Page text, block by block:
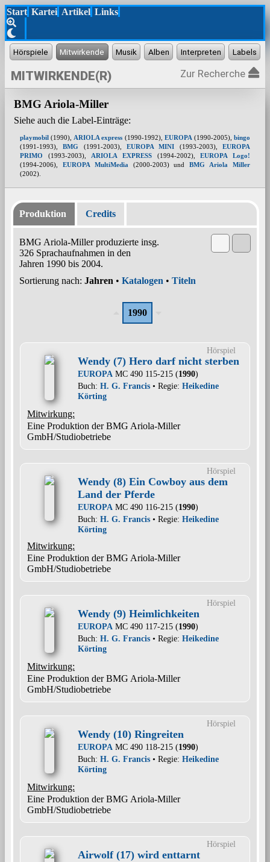
Start Kartei Artikel Links
MITWIRKENDE(R) Zur Recherche
BMG Ariola-Miller
Siehe auch die Label-Einträge:
playmobil (1990), ARIOLA express (1990-1992), EUROPA (1990-2005),bingo
(1991-1993),BMG (1991-2003),EUROPA MINI (1993-2003),EUROPA
PRIMO (1993-2003), ARIOLA EXPRESS (1994-2002),EUROPA Logo!
(1994-2006), EUROPA MultiMedia (2000-2003) undBMG Ariola Miller
(2002).
Produktion Credits
BMG Ariola-Miller produzierte insg.
326 Sprachaufnahmen in den
Jahren 1990 bis 2004.
Sortierung nach: Jahren • Katalogen • Titeln
1990
Hörspiel
Wendy (7) Hero darf nicht sterben
EUROPA MC 490 115-215 (1990)
Buch: H. G. Francis • Regie: Heikedine
Körting
Mitwirkung:
Eine Produktion der BMG Ariola-Miller
GmbH/Studiobetriebe
Hörspiel
Wendy (8) Ein Cowboy aus dem
Land der Pferde
EUROPA MC 490 116-215 (1990)
Buch: H. G. Francis • Regie: Heikedine
Körting
Mitwirkung:
Eine Produktion der BMG Ariola-Miller
GmbH/Studiobetriebe
Hörspiel
Wendy (9) Heimlichkeiten
EUROPA MC 490 117-215 (1990)
Buch: H. G. Francis • Regie: Heikedine
Körting
Mitwirkung:
Eine Produktion der BMG Ariola-Miller
GmbH/Studiobetriebe
Hörspiel
Wendy (10) Ringreiten
EUROPA MC 490 118-215 (1990)
Buch: H. G. Francis • Regie: Heikedine
Körting
Mitwirkung:
Eine Produktion der BMG Ariola-Miller
GmbH/Studiobetriebe
Hörspiel
Airwolf (17) wird enttarnt